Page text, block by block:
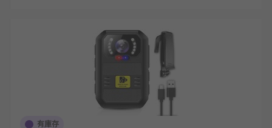
政府與公共安全： 公共區域與政府設施需要全
面的影像覆蓋，安全監控攝影機可協助即時掌
握人員動態，支援事件調查與公共安全管理。
建築工地： 工地環境複雜，人員與設備流動頻
繁，戶外監控攝影機搭配工地安全設備可有效
有庫存